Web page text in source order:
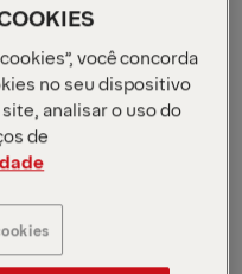
você concorda
no seu dispositivo
analisar o uso do
de